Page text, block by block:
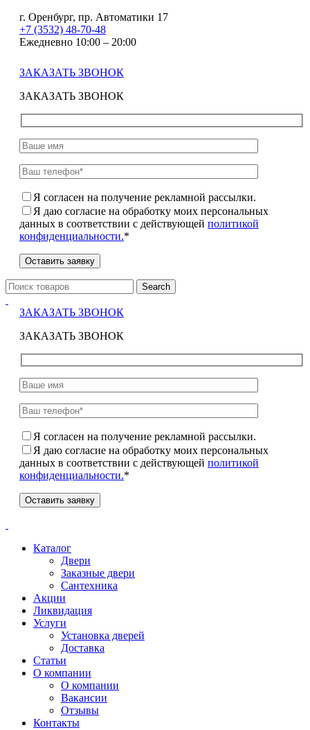
г. Оренбург, пр. Автоматики 17
+7 (3532) 48-70-48
Ежедневно 10:00 – 20:00
ЗАКАЗАТЬ ЗВОНОК
ЗАКАЗАТЬ ЗВОНОК
Я согласен на получение рекламной рассылки.
Я даю согласие на обработку моих персональных
данных в соответствии с действующей политикой
конфиденциальности.*
Search
ЗАКАЗАТЬ ЗВОНОК
ЗАКАЗАТЬ ЗВОНОК
Я согласен на получение рекламной рассылки.
Я даю согласие на обработку моих персональных
данных в соответствии с действующей политикой
конфиденциальности.*
Каталог
Двери
Заказные двери
Сантехника
Акции
Ликвидация
Услуги
Установка дверей
Доставка
Статьи
О компании
О компании
Вакансии
Отзывы
Контакты